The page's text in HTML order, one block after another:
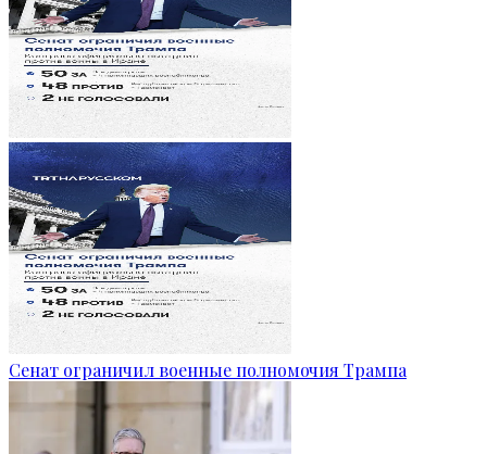
Сенат ограничил военные полномочия Трампа